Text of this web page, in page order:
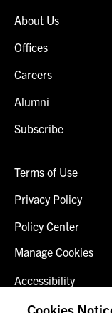
About Us
Offices
Careers
Alumni
Subscribe
Terms of Use
Privacy Policy
Policy Center
Manage Cookies
Accessibility
Client Login
Cookies